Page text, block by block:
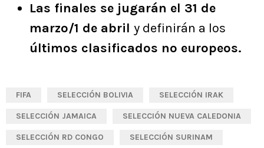
Las finales se jugarán el 31 de
marzo/1 de abril y definirán a los
últimos clasificados no europeos.
FIFA SELECCIÓN BOLIVIA SELECCIÓN IRAK
SELECCIÓN JAMAICA SELECCIÓN NUEVA CALEDONIA
SELECCIÓN RD CONGO SELECCIÓN SURINAM